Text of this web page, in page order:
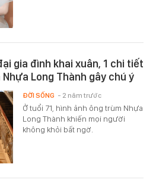
gia đình khai xuân, 1 chi tiết
Long Thành gây chú ý
Ở tuổi 71, hình ảnh ông trùm Nhựa
Long Thành khiến mọi người
không khỏi bất ngờ.
ĐỜI SỐNG - 2 năm trước